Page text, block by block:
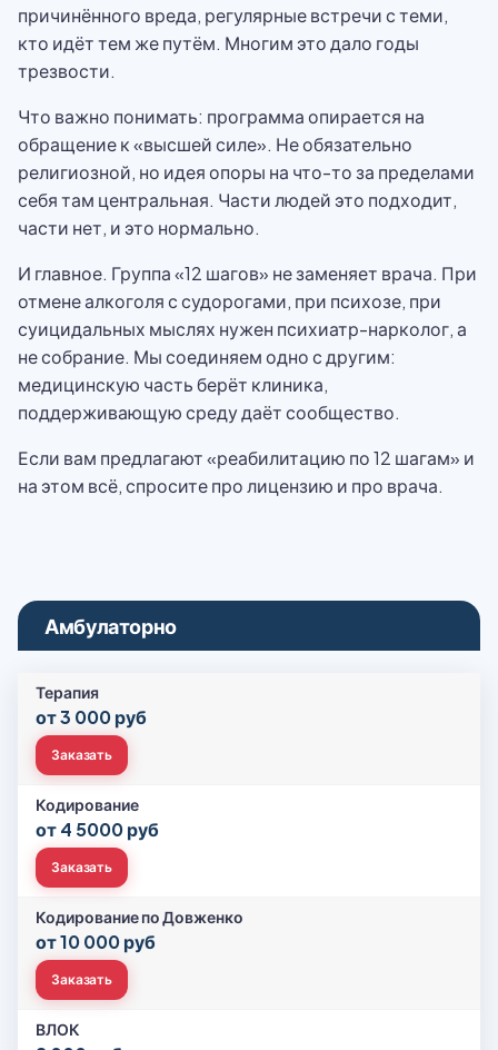
причинённого вреда, регулярные встречи с теми,
кто идёт тем же путём. Многим это дало годы
трезвости.
Что важно понимать: программа опирается на
обращение к «высшей силе». Не обязательно
религиозной, но идея опоры на что-то за пределами
себя там центральная. Части людей это подходит,
части нет, и это нормально.
И главное. Группа «12 шагов» не заменяет врача. При
отмене алкоголя с судорогами, при психозе, при
суицидальных мыслях нужен психиатр-нарколог, а
не собрание. Мы соединяем одно с другим:
медицинскую часть берёт клиника,
поддерживающую среду даёт сообщество.
Если вам предлагают «реабилитацию по 12 шагам» и
на этом всё, спросите про лицензию и про врача.
Амбулаторно
Терапия
от 3 000 руб
Заказать
Кодирование
от 4 5000 руб
Заказать
Кодирование по Довженко
от 10 000 руб
Заказать
ВЛОК